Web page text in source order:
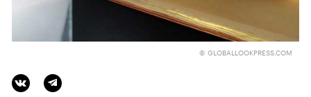
© GLOBALLOOKPRESS.COM